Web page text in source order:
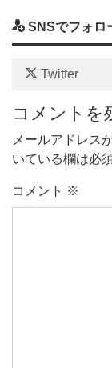
SNSでフォロ
Twitter
コメントを
メールアドレス
いている欄は必
コメント ※